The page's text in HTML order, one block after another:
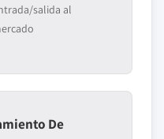
salida al
De